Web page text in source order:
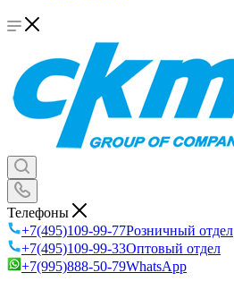
Телефоны
+7(495)109-99-77Розничный отдел
+7(495)109-99-33Оптовый отдел
+7(995)888-50-79WhatsApp